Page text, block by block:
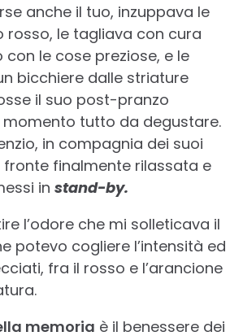
anche il tuo, inzuppava le
rosso, le tagliava con cura
le cose preziose, e le
bicchiere dalle striature
il suo post-pranzo
momento tutto da degustare.
in compagnia dei suoi
fronte finalmente rilassata e
in stand-by.
l’odore che mi solleticava il
potevo cogliere l’intensità ed
fra il rosso e l’arancione
memoria è il benessere dei